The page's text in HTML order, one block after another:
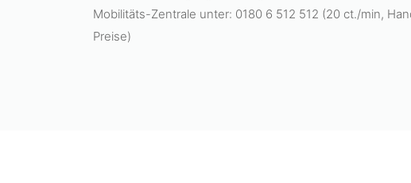
Mobilitäts-Zentrale unter: 0180 6 512 512 (20 ct./min,
Preise)